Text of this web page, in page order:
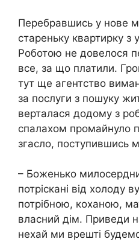
Перебравшись у нове
стареньку квартирку
Роботою не довелося
все, за що платили.
тут ще агентство
за послуги з пошуку
верталася додому з
спaлахом промайнуло
згасло, поступившись
– Боженько
потріскані від холоду
потрібною, коханою,
власний дім. Приведи
нехай ми врешті